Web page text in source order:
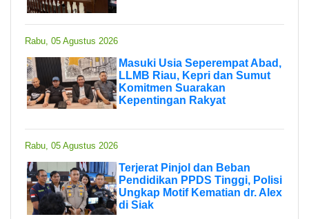
Rabu, 05 Agustus 2026
Masuki Usia Seperempat Abad,
LLMB Riau, Kepri dan Sumut
Komitmen Suarakan
Kepentingan Rakyat
Rabu, 05 Agustus 2026
Terjerat Pinjol dan Beban
Pendidikan PPDS Tinggi, Polisi
Ungkap Motif Kematian dr. Alex
di Siak